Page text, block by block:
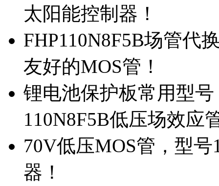
太阳能控制器！
FHP110N8F5B场管代
友好的MOS管！
锂电池保护板常用型
110N8F5B低压场效应
70V低压MOS管，型
器！